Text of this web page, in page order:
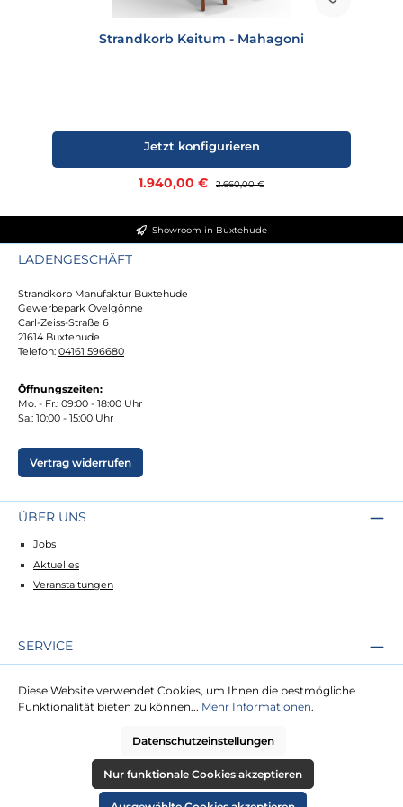
Strandkorb Keitum - Mahagoni
Verkaufspreis:
1.940,00 € Regulärer Preis:
2.660,00 €
Jetzt konfigurieren
Showroom in Buxtehude
LADENGESCHÄFT
Strandkorb Manufaktur Buxtehude
Gewerbepark Ovelgönne
Carl-Zeiss-Straße 6
21614 Buxtehude
Telefon: 04161 596680
Öffnungszeiten:
Mo. - Fr.: 09:00 - 18:00 Uhr
Sa.: 10:00 - 15:00 Uhr
Vertrag widerrufen
ÜBER UNS
Jobs
Aktuelles
Veranstaltungen
SERVICE
Lieferung
Zahlung
RECHTLICHES
Diese Website verwendet Cookies, um Ihnen die bestmögliche
Funktionalität bieten zu können... Mehr Informationen.
Datenschutzeinstellungen
Nur funktionale Cookies akzeptieren